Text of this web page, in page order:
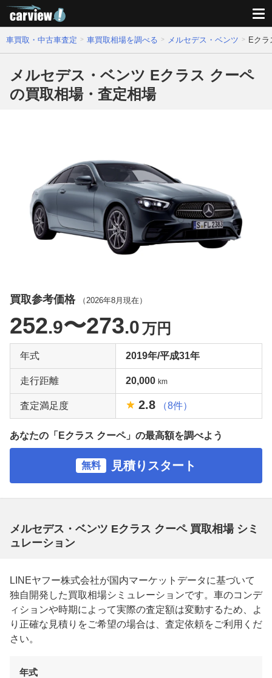
車買取・中古車査定 車買取相場を調べる メルセデス・ベンツ Eク
メルセデス・ベンツ Eクラス クーペ
の買取相場・査定相場
買取参考価格 （ 2026年8月 現在）
252.9〜273.0万円
年式 2019年/平成31年
走行距離 20,000 km
査定満足度 2.8 （8件）
あなたの「Eクラス クーペ」の最高額を調べよう
無料 見積りスタート
メルセデス・ベンツ Eクラス クーペ 買取相場 シミ
ュレーション
LINEヤフー株式会社が国内マーケットデータに基づいて
独自開発した買取相場シミュレーションです。車のコンデ
ィションや時期によって実際の査定額は変動するため、よ
り正確な見積りをご希望の場合は、査定依頼をご利用くだ
さい。
年式